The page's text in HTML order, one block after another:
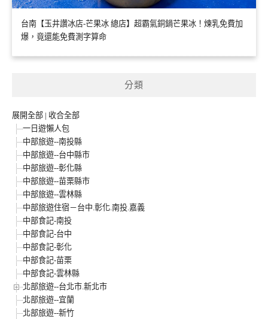
台南【玉井讚冰店-芒果冰 總店】超霸氣銅鍋芒果冰！煉乳免費加
爆，竟還能免費測字算命
分類
展開全部 | 收合全部
一日遊懶人包
中部旅遊--南投縣
中部旅遊--台中縣市
中部旅遊--彰化縣
中部旅遊--苗栗縣市
中部旅遊--雲林縣
中部旅遊住宿－台中.彰化.南投.嘉義
中部食記-南投
中部食記-台中
中部食記-彰化
中部食記-苗栗
中部食記-雲林縣
北部旅遊--台北市.新北市
北部旅遊--宜蘭
北部旅遊--新竹